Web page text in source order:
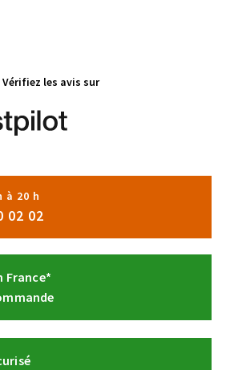
Vérifiez les avis sur
à 20 h
02 02
France*